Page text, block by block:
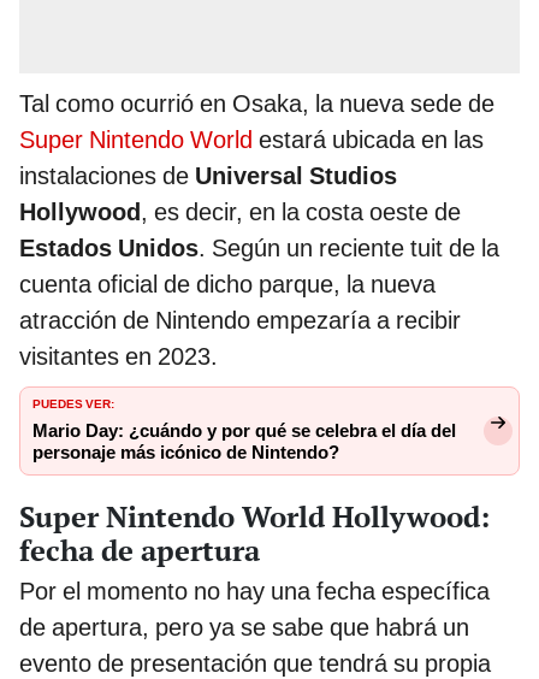
Tal como ocurrió en Osaka, la nueva sede de
Super Nintendo World estará ubicada en las
instalaciones de Universal Studios
Hollywood, es decir, en la costa oeste de
Estados Unidos. Según un reciente tuit de la
cuenta oficial de dicho parque, la nueva
atracción de Nintendo empezaría a recibir
visitantes en 2023.
PUEDES VER:
Mario Day: ¿cuándo y por qué se celebra el día del
personaje más icónico de Nintendo?
Super Nintendo World Hollywood:
fecha de apertura
Por el momento no hay una fecha específica
de apertura, pero ya se sabe que habrá un
evento de presentación que tendrá su propia